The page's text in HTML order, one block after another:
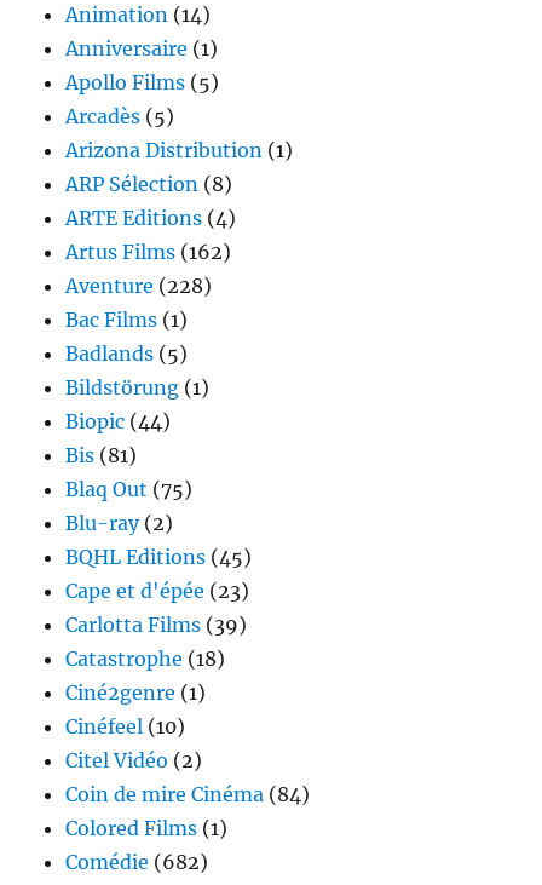
Animation (14)
Anniversaire (1)
Apollo Films (5)
Arcadès (5)
Arizona Distribution (1)
ARP Sélection (8)
ARTE Editions (4)
Artus Films (162)
Aventure (228)
Bac Films (1)
Badlands (5)
Bildstörung (1)
Biopic (44)
Bis (81)
Blaq Out (75)
Blu-ray(2)
BQHL Editions (45)
Cape et d'épée (23)
Carlotta Films (39)
Catastrophe (18)
Ciné2genre (1)
Cinéfeel (10)
Citel Vidéo (2)
Coin de mire Cinéma (84)
Colored Films (1)
Comédie (682)